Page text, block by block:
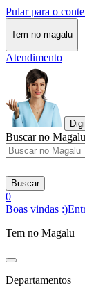
Pular para o
Tem no magalu
Atendimento
Buscar no Magalu
Buscar
0
Boas vindas :)
Tem no Magalu
Departamentos